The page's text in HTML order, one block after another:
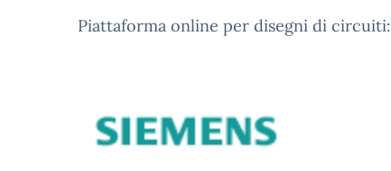
Piattaforma online per disegni di circuiti: